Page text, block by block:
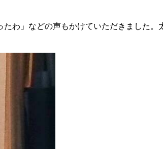
わ」などの声もかけていただきました。